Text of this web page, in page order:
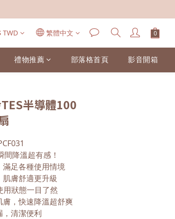
TWD 繁體中文
禮物推薦 部落格首頁 影音開箱
半導體100
降溫超有感！
足各種使用情境
膚舒適更升級
用狀態一目了然
，快速降溫超舒爽
清潔便利